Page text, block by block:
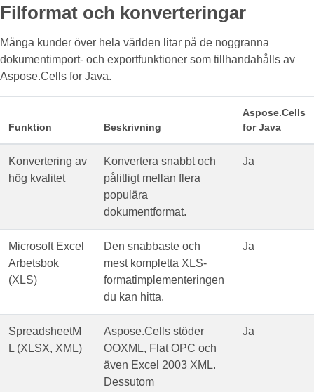
Filformat och konverteringar
Många kunder över hela världen litar på de noggranna
dokumentimport- och exportfunktioner som tillhandahålls av
Aspose.Cells for Java.
Funktion Beskrivning
Aspose.Cells
for Java
Konvertering av
hög kvalitet
Konvertera snabbt och
pålitligt mellan flera
populära
dokumentformat.
Ja
Microsoft Excel
Arbetsbok
(XLS)
Den snabbaste och
mest kompletta XLS-
formatimplementeringen
du kan hitta.
Ja
SpreadsheetM
L (XLSX, XML)
Aspose.Cells stöder
OOXML, Flat OPC och
även Excel 2003 XML.
Dessutom
Ja